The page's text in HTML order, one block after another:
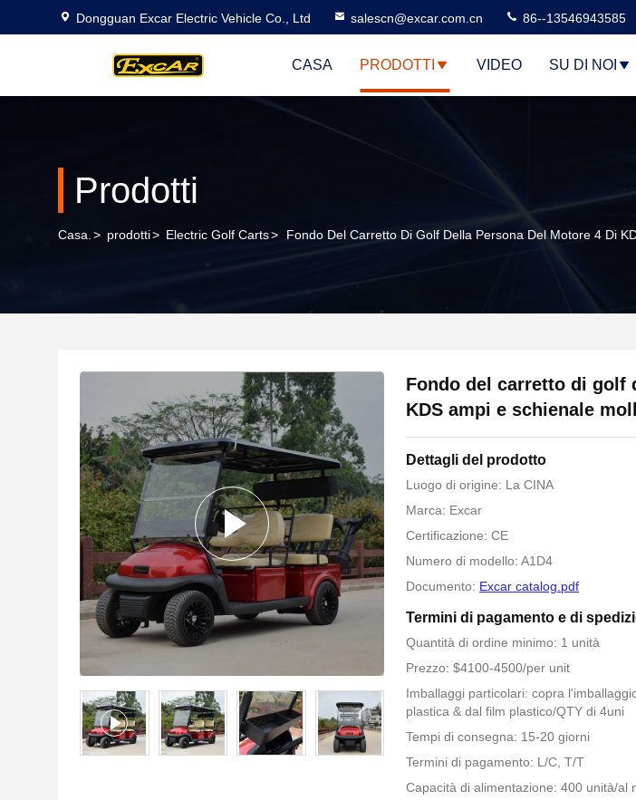
Dongguan Excar Electric Vehicle Co., Ltd salescn@excar.com.cn 86--13546943585
CASA PRODOTTI VIDEO SU DI NOI
Prodotti
Casa. > prodotti> Electric Golf Carts> Fondo Del Carretto Di Golf Della Persona Del Motore 4 Di
Fondo del carretto di golf
KDS ampi e schienale
Dettagli del prodotto
Luogo di origine: La CINA
Marca: Excar
Certificazione: CE
Numero di modello: A1D4
Documento: Excar catalog.pdf
Termini di pagamento e di
Quantità di ordine minimo: 1 unità
Prezzo: $4100-4500/per unit
Imballaggi particolari: copra
plastica & dal film plastico/QTY di 4uni
Tempi di consegna: 15-20 giorni
Termini di pagamento: L/C, T/T
Capacità di alimentazione: 400 unità/al